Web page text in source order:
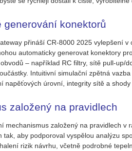
generování konektorů
při­ná­ší CR-8000 2025 vy­lep­še­ní v
au­to­ma­tic­ky ge­ne­ro­vat ko­nek­to­ry
– na­pří­klad RC fil­try, sítě pull-up/
In­tu­i­tiv­ní si­mu­lač­ní zpět­ná
na­pě­ťo­vých úrov­ní, in­te­gri­ty sítě a shody
založený na pravidlech
me­cha­nis­mus za­lo­že­ný na pra­vi­dlech v
tak, aby pod­po­ro­val vy­spě­lou ana­lý­zu
rizik ná­vr­hu, včet­ně po­drob­né